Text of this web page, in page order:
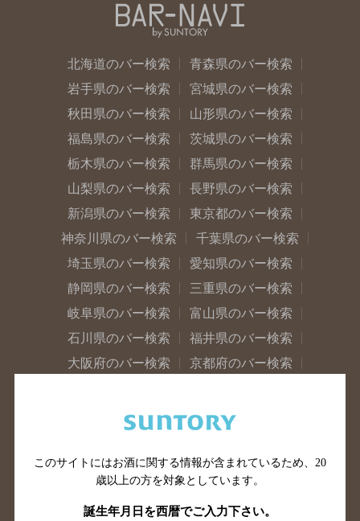
北海道のバー検索
青森県のバー検索
岩手県のバー検索
宮城県のバー検索
秋田県のバー検索
山形県のバー検索
福島県のバー検索
茨城県のバー検索
栃木県のバー検索
群馬県のバー検索
山梨県のバー検索
長野県のバー検索
新潟県のバー検索
東京都のバー検索
神奈川県のバー検索
千葉県のバー検索
埼玉県のバー検索
愛知県のバー検索
静岡県のバー検索
三重県のバー検索
岐阜県のバー検索
富山県のバー検索
石川県のバー検索
福井県のバー検索
大阪府のバー検索
京都府のバー検索
滋賀県のバー検索
和歌山県のバー検索
山口県のバー検索
鳥取県のバー検索
島根県のバー検索
徳島県のバー検索
香川県のバー検索
愛媛県のバー検索
このサイトにはお酒に関する情報が含まれているため、 20
歳以上の方を対象としています。
誕生年月日を西暦でご入力下さい。